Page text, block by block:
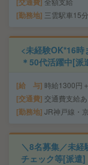
勤務地 三雲駅車15分
<未経験OK*16時
＊50代活躍中[派
給 与 時給1300円
交通費 交通費支給あ
勤務地 JR神戸線・
＼8名募集／未
チェック等[派遣]